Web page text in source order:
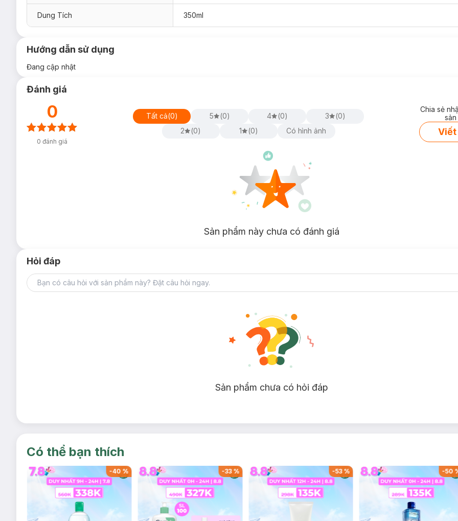
Dung Tích 350ml
Hướng dẫn sử dụng
Đang cập nhật
Đánh giá
0
0 đánh giá
Tất cả(0) 5 (0) 4 (0) 3 (0)
2
(0) 1 (0) Có hình ảnh
Chia sẻ
Viết
Sản phẩm này chưa có đánh giá
Hỏi đáp
Sản phẩm chưa có hỏi đáp
Có thể bạn thích
-40 % -33% -53% -50